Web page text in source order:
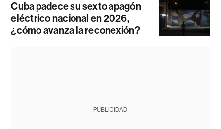
Cuba padece su sexto apagón
eléctrico nacional en 2026,
¿cómo avanza la reconexión?
PUBLICIDAD